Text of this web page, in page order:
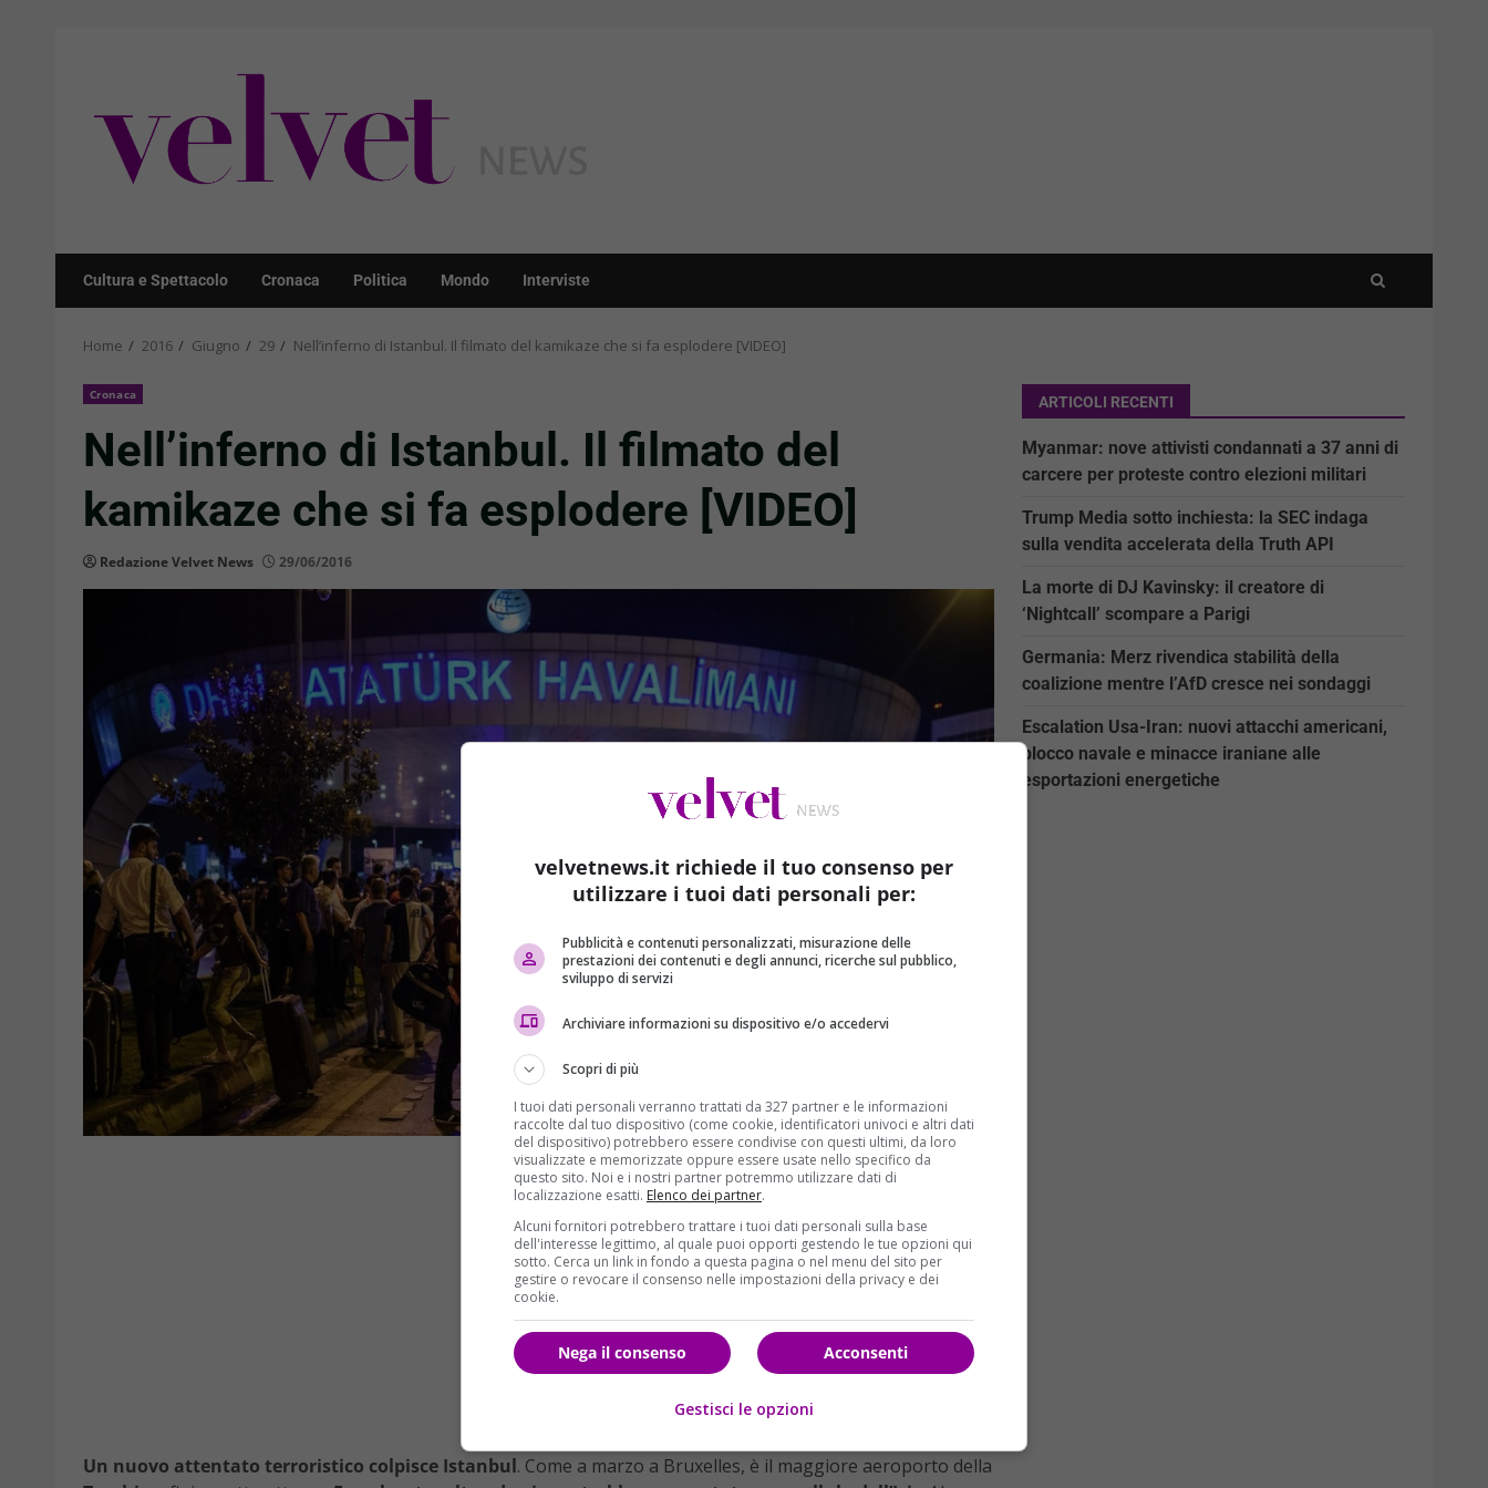
Cultura e Spettacolo Cronaca Politica Mondo Interviste
Home 2016 Giugno 29 Nell’inferno di Istanbul. Il filmato del kamikaze che si fa esplodere [VIDEO]
Cronaca
Nell’inferno di Istanbul. Il filmato del
kamikaze che si fa esplodere [VIDEO]
Redazione Velvet News 29/06/2016
Un nuovo attentato terroristico colpisce Istanbul. Come a marzo a Bruxelles, è il maggiore aeroporto della
ARTICOLI RECENTI
Myanmar: nove attivisti condannati a 37 anni di
carcere per proteste contro elezioni militari
Trump Media sotto inchiesta: la SEC indaga
sulla vendita accelerata della Truth API
La morte di DJ Kavinsky: il creatore di
‘Nightcall’ scompare a Parigi
Germania: Merz rivendica stabilità della
coalizione mentre l’AfD cresce nei sondaggi
Escalation Usa-Iran: nuovi attacchi americani,
blocco navale e minacce iraniane alle
esportazioni energetiche
velvetnews.it richiede il tuo consenso per
utilizzare i tuoi dati personali per:
Pubblicità e contenuti personalizzati, misurazione delle
prestazioni dei contenuti e degli annunci, ricerche sul pubblico,
sviluppo di servizi
Archiviare informazioni su dispositivo e/o accedervi
Scopri di più
I tuoi dati personali verranno trattati da 327 partner e le informazioni
raccolte dal tuo dispositivo (come cookie, identificatori univoci e altri dati
del dispositivo) potrebbero essere condivise con questi ultimi, da loro
visualizzate e memorizzate oppure essere usate nello specifico da
questo sito. Noi e i nostri partner potremmo utilizzare dati di
localizzazione esatti. Elenco dei partner.
Alcuni fornitori potrebbero trattare i tuoi dati personali sulla base
dell'interesse legittimo, al quale puoi opporti gestendo le tue opzioni qui
sotto. Cerca un link in fondo a questa pagina o nel menu del sito per
gestire o revocare il consenso nelle impostazioni della privacy e dei
cookie.
Acconsenti
Nega il consenso
Gestisci le opzioni